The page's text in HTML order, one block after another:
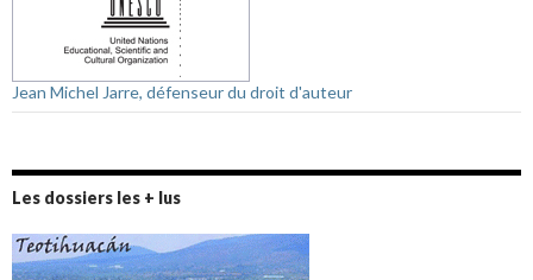
Jean Michel Jarre, défenseur du droit d'auteur
Les dossiers les + lus